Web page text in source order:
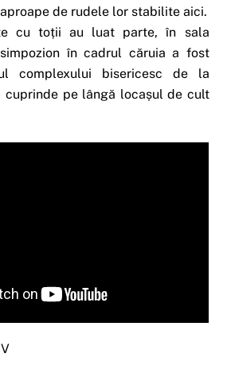
de rudele lor stabilite aici.
cu toții au luat parte, în sala
în cadrul căruia a fost
complexului bisericesc de la
cuprinde pe lângă locașul de cult